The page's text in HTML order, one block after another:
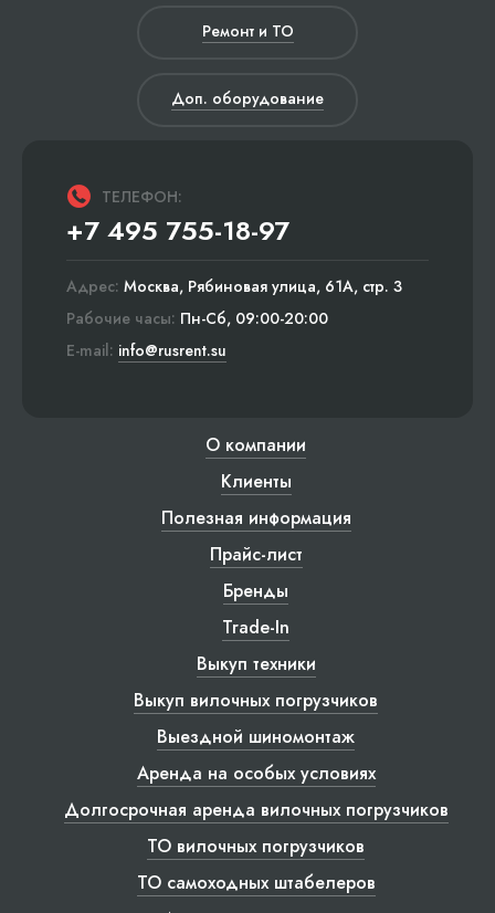
Ремонт и ТО
Доп. оборудование
ТЕЛЕФОН:
+7 495 755-18-97
Адрес: Москва, Рябиновая улица, 61А, стр. 3
Рабочие часы: Пн-Сб, 09:00-20:00
E-mail: info@rusrent.su
О компании
Клиенты
Полезная информация
Прайс-лист
Бренды
Trade-In
Выкуп техники
Выкуп вилочных погрузчиков
Выездной шиномонтаж
Аренда на особых условиях
Долгосрочная аренда вилочных погрузчиков
ТО вилочных погрузчиков
ТО самоходных штабелеров